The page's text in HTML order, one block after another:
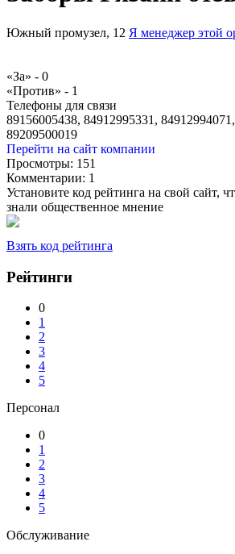
Южный промузел, 12 Я менеджер этой
«За» - 0
«Против» - 1
Телефоны для связи
89156005438, 84912995331,
89209500019
Перейти на сайт компании
Просмотры: 151
Комментарии: 1
Установите код рейтинга на свой сайт,
знали общественное мнение
Взять код рейтинга
Рейтинги
0
1
2
3
4
5
Персонал
0
1
2
3
4
5
Обслуживание